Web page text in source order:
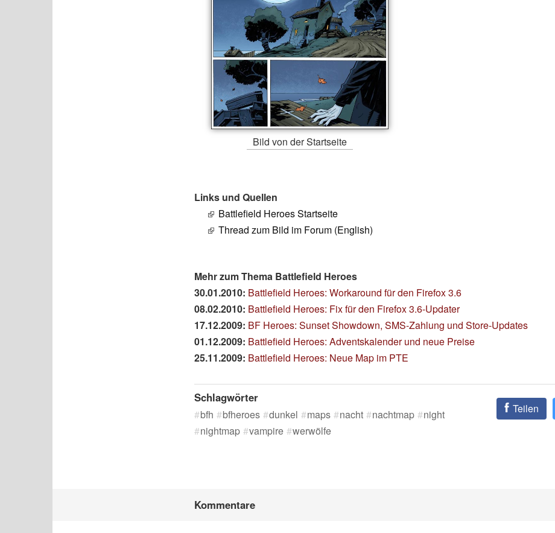
Bild von der Startseite
Links und Quellen
Battlefield Heroes Startseite
Thread zum Bild im Forum (English)
Mehr zum Thema Battlefield Heroes
30.01.2010: Battlefield Heroes: Workaround für den Firefox 3.6
08.02.2010: Battlefield Heroes: Fix für den Firefox 3.6-Updater
17.12.2009: BF Heroes: Sunset Showdown, SMS-Zahlung und Store-Updates
01.12.2009: Battlefield Heroes: Adventskalender und neue Preise
25.11.2009: Battlefield Heroes: Neue Map im PTE
Teilen
Schlagwörter
bfh bfheroes dunkel maps nacht nachtmap
night
nightmap
vampire werwölfe
Kommentare